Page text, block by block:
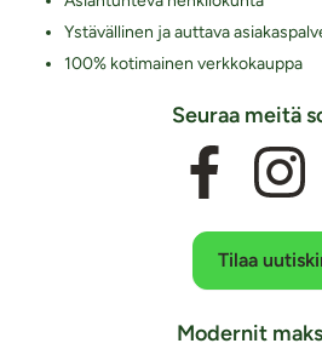
Ystävällinen ja auttava
100% kotimainen verkkokauppa
Seuraa meitä
Tilaa
Modernit